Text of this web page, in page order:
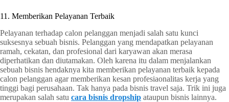
11. Memberikan Pelayanan Terbaik
Pelayanan terhadap calon pelanggan menjadi salah satu kunci
suksesnya sebuah bisnis. Pelanggan yang mendapatkan pelayanan
ramah, cekatan, dan profesional dari karyawan akan merasa
diperhatikan dan diutamakan. Oleh karena itu dalam menjalankan
sebuah bisnis hendaknya kita memberikan pelayanan terbaik kepada
calon pelanggan agar memberikan kesan profesiaonalitas kerja yang
tinggi bagi perusahaan. Tak hanya pada bisnis travel saja. Trik ini juga
merupakan salah satu cara bisnis dropship ataupun bisnis lainnya.